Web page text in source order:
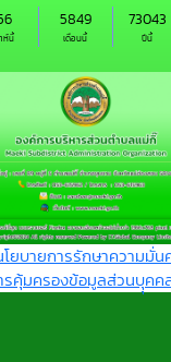
ห์นี้ เดือนนี้
5849
ปีนี้
73043
โยบายการรักษาความมั่
รคุ้มครองข้อมูลส่วนบุุคค